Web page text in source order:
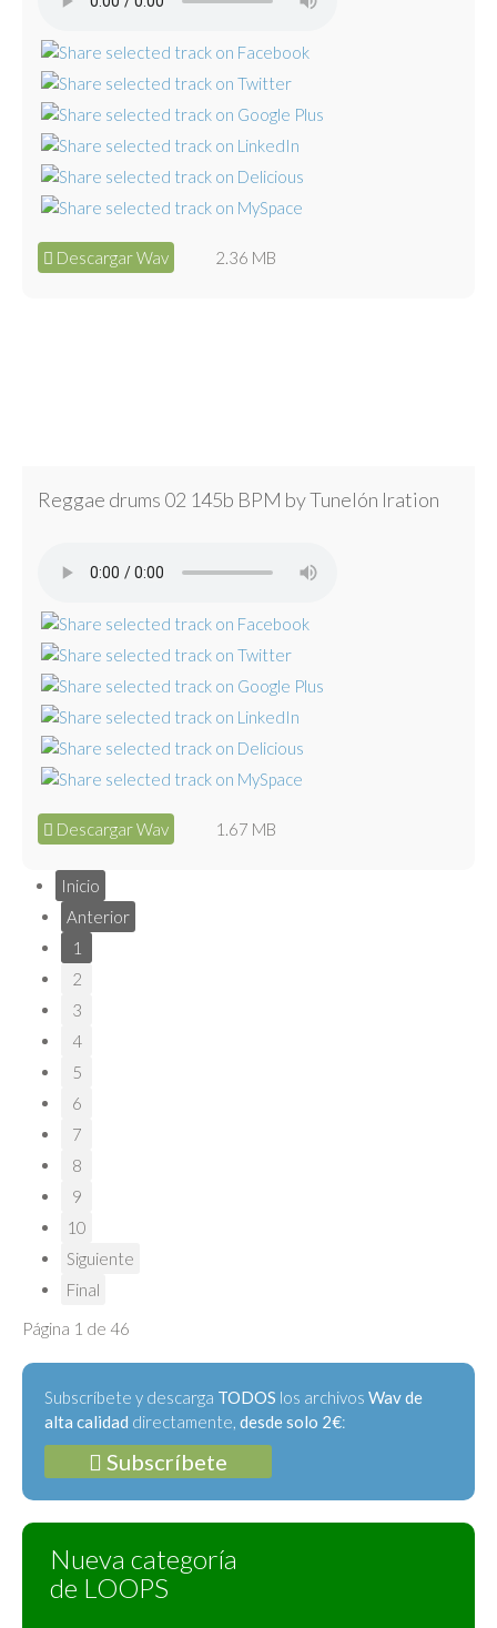
Descargar Wav 2.36 MB
Reggae drums 02 145b BPM by Tunelón Iration
Descargar Wav 1.67 MB
Inicio
Anterior
1
2
3
4
5
6
7
8
9
10
Siguiente
Final
Página 1 de 46
Subscríbete y descarga TODOS los archivos Wav de
alta calidad directamente, desde solo 2€:
Subscríbete
Nueva categoría
de LOOPS